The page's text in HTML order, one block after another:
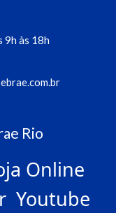
9h às 18h
Rio
Online
Youtube